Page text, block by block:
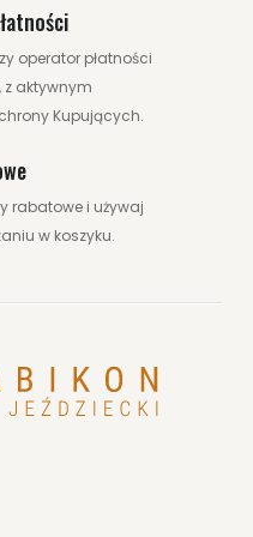
operator płatności
z aktywnym
Kupujących.
rabatowe i używaj
w koszyku.